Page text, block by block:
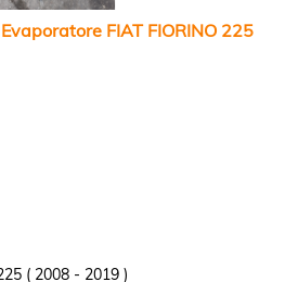
FIAT FIORINO 225
( 2008 - 2019 )